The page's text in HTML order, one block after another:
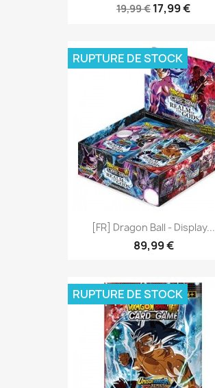
19,99 € 17,99 €
[FR] Dragon Ball - Display...
89,99 €
RUPTURE DE STOCK
RUPTURE DE STOCK